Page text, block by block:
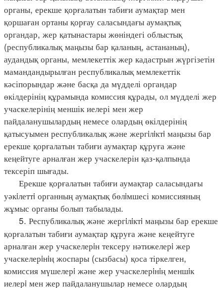
органы, ерекше қорғалатын табиғи аумақтар мен
қоршаған ортаны қорғау саласындағы аумақтық
органдар, жер қатынастары жөніндегі облыстық
(республикалық маңызы бар қаланың, астананың),
аудандық органы, мемлекеттік жер кадастрын жүргізетін
мамандандырылған республикалық мемлекеттік
кәсіпорындар және басқа да мүдделі органдар
өкілдерінің құрамында комиссия құрады, ол мүдделі жер
учаскелерінің меншік иелері мен жер
пайдаланушылардың немесе олардың өкілдерінің
қатысуымен республикалық және жергiлiктi маңызы бар
ерекше қорғалатын табиғи аумақтар құруға және
кеңейтуге арналған жер учаскелерін қаз-қалпында
тексеріп шығады.
Ерекше қорғалатын табиғи аумақтар саласындағы
уәкiлеттi органның аумақтық бөлiмшесі комиссияның
жұмыс органы болып табылады.
5. Республикалық және жергiлiктi маңызы бар ерекше
қорғалатын табиғи аумақтар құруға және кеңейтуге
арналған жер учаскелерiн тексеру нәтижелерi жер
учаскелерiнiң жоспары (сызбасы) қоса тіркелген,
комиссия мүшелерi және жер учаскелерiнiң меншiк
иелерi мен жер пайдаланушылар немесе олардың